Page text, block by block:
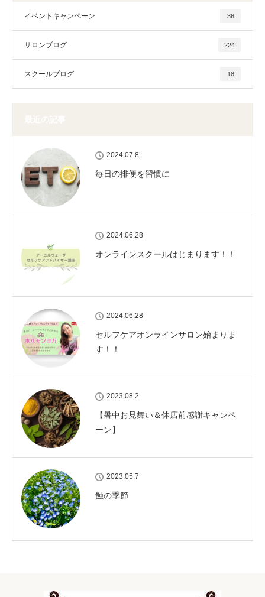
イベントキャンペーン 36
サロンブログ 224
スクールブログ 18
2024.07.8
毎日の排便を習慣に
2024.06.28
オンラインスクールはじまります！！
2024.06.28
セルフケアオンラインサロン始まりま
す！！
2023.08.2
【暑中お見舞い＆休店前感謝キャンペ
ーン】
2023.05.7
蝕の季節